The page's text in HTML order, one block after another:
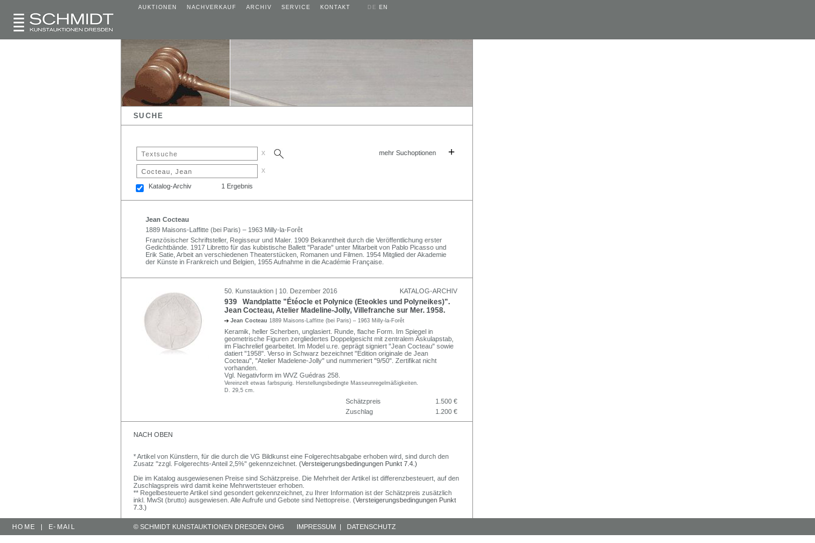
AUKTIONEN NACHVERKAUF ARCHIV SERVICE KONTAKT DE EN
SUCHE
x mehr Suchoptionen +
x
Katalog-Archiv 1 Ergebnis
Jean Cocteau
1889 Maisons-Laffitte (bei Paris) – 1963 Milly-la-Forêt
Französischer Schriftsteller, Regisseur und Maler. 1909 Bekanntheit durch die Veröffentlichung erster
Gedichtbände. 1917 Libretto für das kubistische Ballett "Parade" unter Mitarbeit von Pablo Picasso und
Erik Satie, Arbeit an verschiedenen Theaterstücken, Romanen und Filmen. 1954 Mitglied der Akademie
der Künste in Frankreich und Belgien, 1955 Aufnahme in die Académie Française.
50. Kunstauktion | 10. Dezember 2016 KATALOG-ARCHIV
939 Wandplatte "Étéocle et Polynice (Eteokles und Polyneikes)".
Jean Cocteau, Atelier Madeline-Jolly, Villefranche sur Mer. 1958.
Jean Cocteau 1889 Maisons-Laffitte (bei Paris) – 1963 Milly-la-Forêt
Keramik, heller Scherben, unglasiert. Runde, flache Form. Im Spiegel in
geometrische Figuren zergliedertes Doppelgesicht mit zentralem Äskulapstab,
im Flachrelief gearbeitet. Im Model u.re. geprägt signiert "Jean Cocteau" sowie
datiert "1958". Verso in Schwarz bezeichnet "Edition originale de Jean
Cocteau", "Atelier Madelene-Jolly" und nummeriert "9/50". Zertifikat nicht
vorhanden.
Vgl. Negativform im WVZ Guédras 258.
Vereinzelt etwas farbspurig. Herstellungsbedingte Masseunregelmäßigkeiten.
D. 29,5 cm.
Schätzpreis
1.500 €
Zuschlag
1.200 €
NACH OBEN
* Artikel von Künstlern, für die durch die VG Bildkunst eine Folgerechtsabgabe erhoben wird, sind durch den
Zusatz "zzgl. Folgerechts-Anteil 2,5%" gekennzeichnet. (Versteigerungsbedingungen Punkt 7.4.)
Die im Katalog ausgewiesenen Preise sind Schätzpreise. Die Mehrheit der Artikel ist differenzbesteuert, auf den
Zuschlagspreis wird damit keine Mehrwertsteuer erhoben.
** Regelbesteuerte Artikel sind gesondert gekennzeichnet, zu Ihrer Information ist der Schätzpreis zusätzlich
inkl. MwSt (brutto) ausgewiesen. Alle Aufrufe und Gebote sind Nettopreise. (Versteigerungsbedingungen Punkt
7.3.)
HOME | E-MAIL © SCHMIDT KUNSTAUKTIONEN DRESDEN OHG IMPRESSUM | DATENSCHUTZ